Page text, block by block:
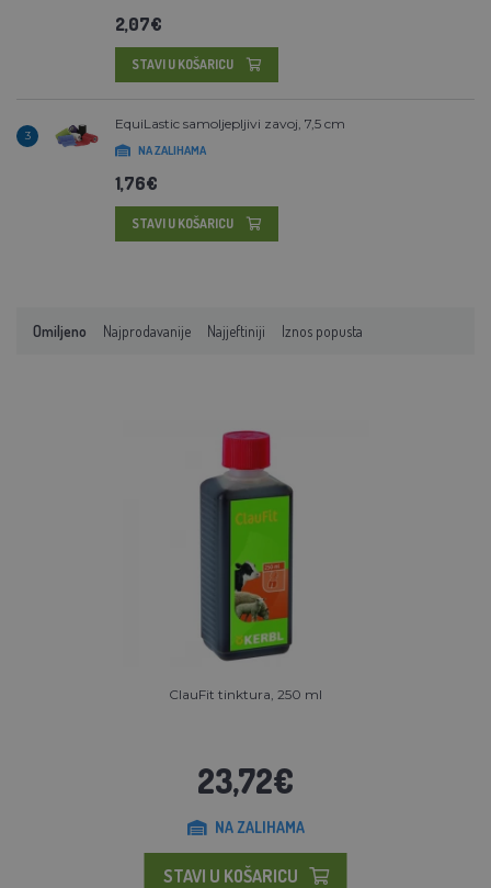
2,07€
STAVI U KOŠARICU
3
EquiLastic samoljepljivi zavoj, 7,5 cm
NA ZALIHAMA
1,76€
STAVI U KOŠARICU
Omiljeno Najprodavanije Najjeftiniji Iznos popusta
ClauFit tinktura, 250 ml
23,72€
NA ZALIHAMA
STAVI U KOŠARICU